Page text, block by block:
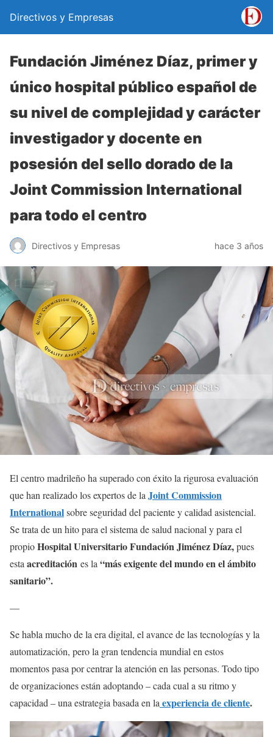
Directivos y Empresas
Fundación Jiménez Díaz, primer y
único hospital público español de
su nivel de complejidad y carácter
investigador y docente en
posesión del sello dorado de la
Joint Commission International
para todo el centro
Directivos y Empresas hace 3 años
El centro madrileño ha superado con éxito la rigurosa evaluación
que han realizado los expertos de la Joint Commission
Internationalsobre seguridad del paciente y calidad asistencial.
Se trata de un hito para el sistema de salud nacional y para el
propioHospital Universitario Fundación Jiménez Díaz,pues
esta acreditación es la “más exigente del mundo en el ámbito
sanitario”.
—
Se habla mucho de la era digital, el avance de las tecnologías y la
automatización, pero la gran tendencia mundial en estos
momentos pasa por centrar la atención en las personas. Todo tipo
de organizaciones están adoptando – cada cual a su ritmo y
capacidad – una estrategia basada en la experiencia de cliente.